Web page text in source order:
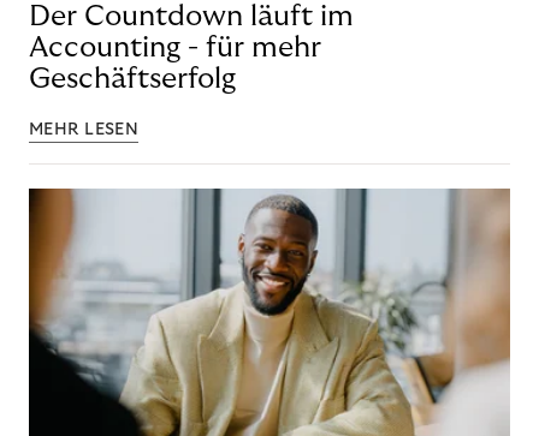
Der Countdown läuft im
Accounting - für mehr
Geschäftserfolg
MEHR LESEN